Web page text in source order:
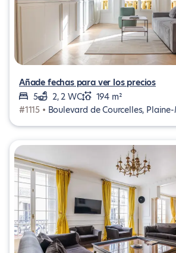
Añade fechas para ver los precios
5
2, 2 WC
194 m²
#1115 • Boulevard de Courcelles,